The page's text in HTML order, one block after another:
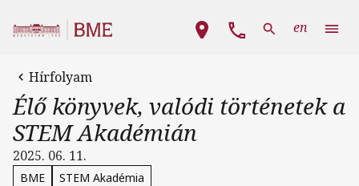
Fő navigáció
en
Hírfolyam
Élő könyvek, valódi történetek a
STEM Akadémián
2025. 06. 11.
BME STEM Akadémia